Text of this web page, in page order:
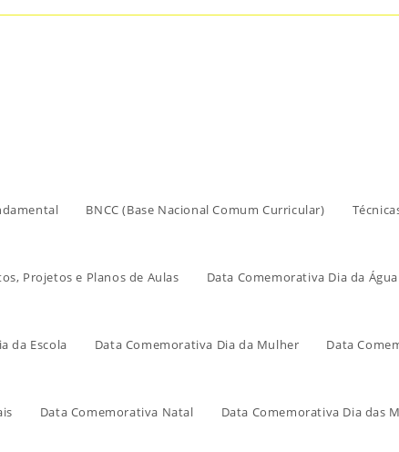
BNCC (Base Nacional Comum Curricular)
Projetos e Planos de Aulas Data Comemorativa Dia da Água
da Escola Data Comemorativa Dia da Mulher Data
Data Comemorativa Natal Data Comemorativa Dia das